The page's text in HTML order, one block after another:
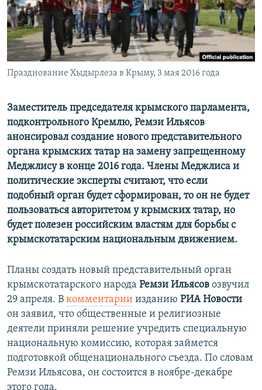
ПОБЕДИТЕЛЕЙ НЕ СУДЯТ?
КРЫМ.НЕПОКОРЕННЫЙ
ELIFBE
УКРАИНСКАЯ ПРОБЛЕМА КРЫМА
ПРИСОЕДИНЯЙТЕСЬ!
Празднование Хыдырлеза в Крыму, 3 мая 2016 года
Заместитель председателя крымского парламента,
подконтрольного Кремлю, Ремзи Ильясов
анонсировал создание нового представительного
органа крымских татар на замену запрещенному
Меджлису в конце 2016 года. Члены Меджлиса и
политические эксперты считают, что если
подобный орган будет сформирован, то он не будет
пользоваться авторитетом у крымских татар, но
будет полезен российским властям для борьбы с
крымскотатарским национальным движением.
Планы создать новый представительный орган
крымскотатарского народа Ремзи Ильясов озвучил
29 апреля. В комментарии изданию РИА Новости
он заявил, что общественные и религиозные
деятели приняли решение учредить специальную
национальную комиссию, которая займется
подготовкой общенационального съезда. По словам
Ремзи Ильясова, он состоится в ноябре-декабре
этого года.